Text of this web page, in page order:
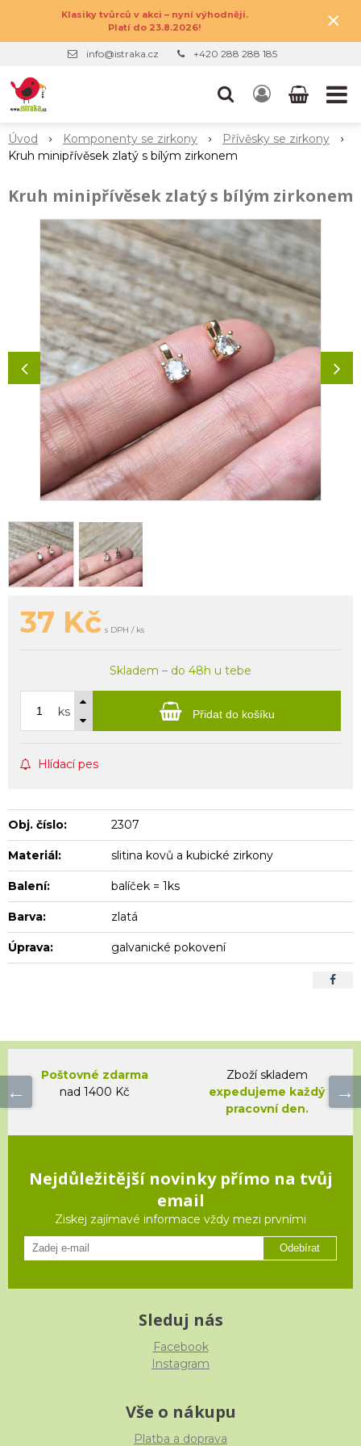
Klasiky tvůrců v akci – nyní výhodněji.
Platí do 23.8.2026!
×
info@istraka.cz +420 288 288 185
Úvod Komponenty se zirkony
Přívěsky se zirkony
Kruh minipřívěsek zlatý s bílým zirkonem
Kruh minipřívěsek zlatý s bílým zirkonem
37 Kč s DPH / ks
Skladem – do 48h u tebe
ks Přidat do košíku
Hlídací pes
Obj. číslo: 2307
Materiál: slitina kovů a kubické zirkony
Balení: balíček = 1ks
Barva: zlatá
Úprava: galvanické pokovení
Poštovné zdarma
nad 1400 Kč
Zboží skladem
expedujeme každý
pracovní den.
Nejdůležitější novinky přímo na tvůj
email
Ziskej zajímavé informace vždy mezi prvními
Odebírat
Sleduj nás
Facebook
Instagram
Vše o nákupu
Platba a doprava